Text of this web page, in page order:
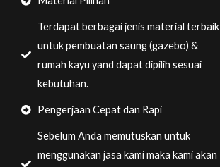
Terdapat berbagai jenis material terbaik
untuk pembuatan saung (gazebo) &
rumah kayu yand dapat dipilih sesuai
kebutuhan.
Pengerjaan Cepat dan Rapi
Sebelum Anda memutuskan untuk
menggunakan jasa kami maka kami akan